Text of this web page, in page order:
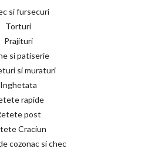
si fursecuri
Torturi
Prajituri
si patiserie
si muraturi
Inghetata
rapide
post
Craciun
cozonac si chec